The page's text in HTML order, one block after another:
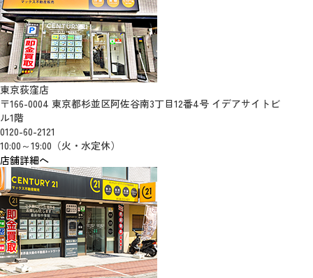
東京荻窪店
〒166-0004 東京都杉並区阿佐谷南3丁目12番4号 イデアサイトビ
ル1階
0120-60-2121
10:00～19:00（火・水定休）
店舗詳細へ